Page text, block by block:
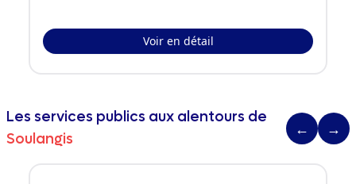
Voir en détail
Les services publics aux alentours de
Soulangis
← →